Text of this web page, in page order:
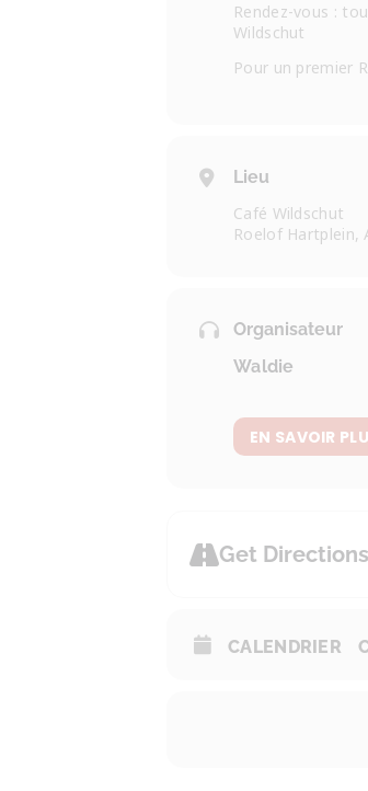
Rendez-vous :
Wildschut
Pour un premier
Lieu
Café Wildschut
Roelof Hartplein,
Organisateur
Waldie
EN SAVOIR
Get Directions
CALENDRIER